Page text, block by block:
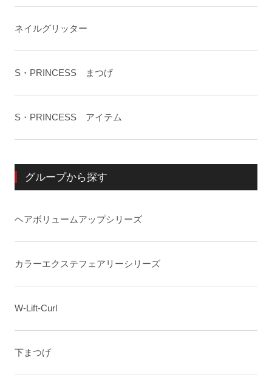
ネイルグリッター
S・PRINCESS まつげ
S・PRINCESS アイテム
グループから探す
ヘアボリュームアップシリーズ
カラーエクステフェアリーシリーズ
W-Lift-Curl
下まつげ